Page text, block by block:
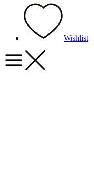
Wishlist